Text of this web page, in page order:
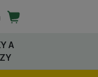
sekcia
Košík
A